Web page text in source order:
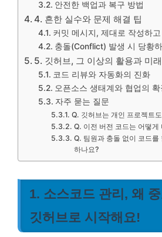
안전한 백업과 복구 방법
4. 흔한 실수와 문제 해결 팁
커밋 메시지, 제대로 작성하
충돌(Conflict) 발생 시 당황
5. 깃허브, 그 이상의 활용과 미
코드 리뷰와 자동화의 진화
오픈소스 생태계와 협업의 확
자주 묻는 질문
Q. 깃허브는 개인 프로젝트
Q. 이전 버전 코드는 어떻게
Q. 팀원과 충돌 없이 코드를
하나요?
1. 소스코드 관리, 왜
깃허브로 시작해요!